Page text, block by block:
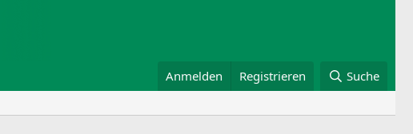
Anmelden Registrieren Suche